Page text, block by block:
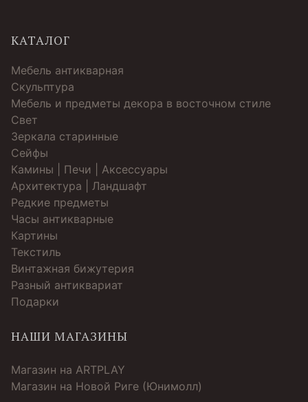
КАТАЛОГ
Мебель антикварная
Скульптура
Мебель и предметы декора в восточном стиле
Свет
Зеркала старинные
Cейфы
Камины | Печи | Аксессуары
Архитектура | Ландшафт
Редкие предметы
Часы антикварные
Картины
Текстиль
Винтажная бижутерия
Разный антиквариат
Подарки
НАШИ МАГАЗИНЫ
Магазин на ARTPLAY
Магазин на Новой Риге (Юнимолл)